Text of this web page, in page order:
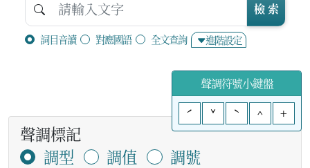
詞目音讀 對應國語 全文查詢 進階設定
檢 索
聲調符號小鍵盤
ˊ
ˇ ˋ ^ +
聲調標記
調型
調值
調號